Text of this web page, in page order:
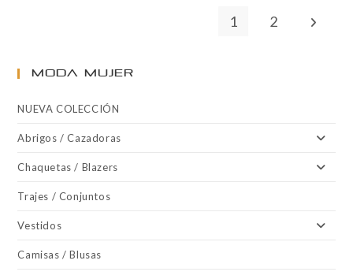
1 2
MODA MUJER
NUEVA COLECCIÓN
Abrigos / Cazadoras
Chaquetas / Blazers
Trajes / Conjuntos
Vestidos
Camisas / Blusas